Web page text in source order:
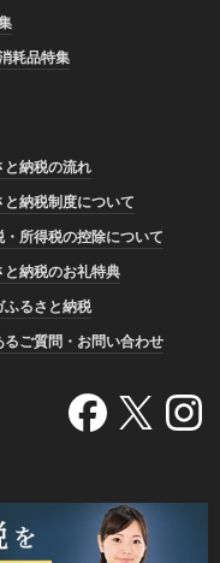
耗品特集
と納税の流れ
と納税制度について
・所得税の控除について
と納税のお礼特典
ふるさと納税
るご質問・お問い合わせ